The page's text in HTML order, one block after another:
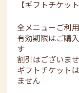
【ギフトチケッ
全メニューご利
有効期限はご購
す
割引はございま
ギフトチケット
ません